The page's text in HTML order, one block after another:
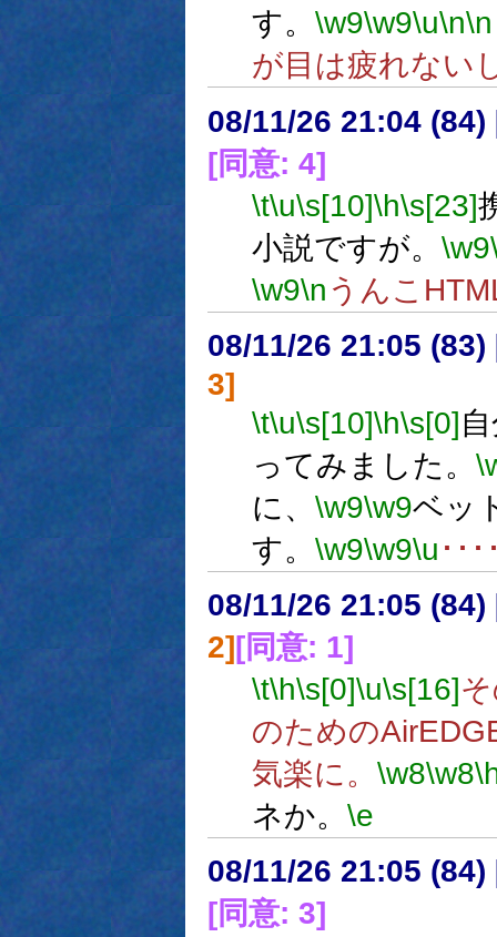
す。 \w9\w9\u\n\n
が目は疲れない
08/11/26 21:04 (84)
[同意: 4]
\t\u\s[10]\h\s[23]
小説ですが。 \w9
\w9\n うんこ
08/11/26 21:05 (83)
3]
\t\u\s[10]\h\s[0]
ってみました。
に、 \w9\w9ベッ
す。 \w9\w9\u ･･･
08/11/26 21:05 (84)
2][同意: 1]
\t\h\s[0]\u\s[16]
のための
気楽に。 \w8\w8
ネか。 \e
08/11/26 21:05 (84)
[同意: 3]